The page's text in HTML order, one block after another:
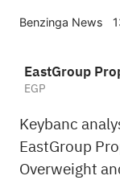
Benzinga News
EGP
Keybanc
EastGroup
Overweight